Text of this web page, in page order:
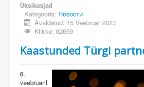
Üksikasjad
Kategooria: Новости
Avaldatud: 15 Veebruar 2023
Klikke: 62659
Kaastunded Türgi
6.
veebruaril